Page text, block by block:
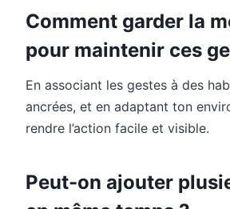
Comment garder la
pour maintenir ces
En associant les gestes à des
ancrées, et en adaptant ton
rendre l’action facile et visible.
Peut-on ajouter